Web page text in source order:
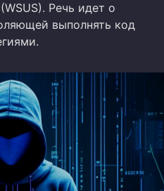
Речь идет о
выполнять код